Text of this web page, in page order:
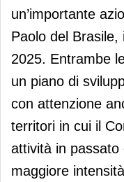
un’importante
Paolo del
2025. Entrambe
un piano di
con attenzione
territori in cui il
attività in passato
maggiore